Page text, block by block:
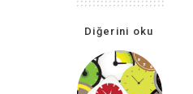
Diğerini oku